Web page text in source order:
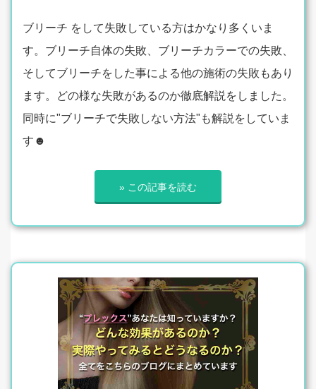
ブリーチ をして失敗している方はかなり多くいま
す。ブリーチ自体の失敗、ブリーチカラーでの失敗、
そしてブリーチをした事による他の施術の失敗もあり
ます。どの様な失敗があるのか徹底解説をしました。
同時に"ブリーチで失敗しない方法"も解説をしていま
す☻
» この記事を読む